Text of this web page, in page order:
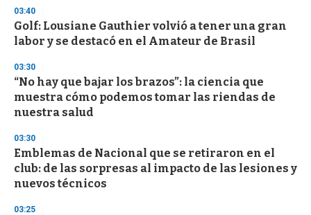
s
e
c
o
d
s
03:40
Golf: Lousiane Gauthier volvió a tener una gran
labor y se destacó en el Amateur de Brasil
03:30
“No hay que bajar los brazos”: la ciencia que
muestra cómo podemos tomar las riendas de
nuestra salud
03:30
Emblemas de Nacional que se retiraron en el
club: de las sorpresas al impacto de las lesiones y
nuevos técnicos
03:25